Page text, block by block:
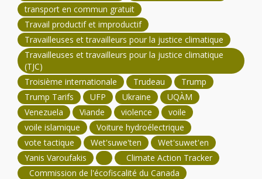
transport en commun gratuit
Travail productif et improductif
Travailleuses et travailleurs pour la justice climatique
Travailleuses et travailleurs pour la justice climatique
(TJC)
Troisième internationale
Trudeau
Trump
Trump Tarifs
UFP Ukraine
UQÀM
Venezuela
Viande violence
voile
voile islamique
Voiture hydroélectrique
vote tactique
Wet'suwe'ten
Wet'suwet'en
Yanis Varoufakis
Climate Action Tracker
Commission de l'écofiscalité du Canada